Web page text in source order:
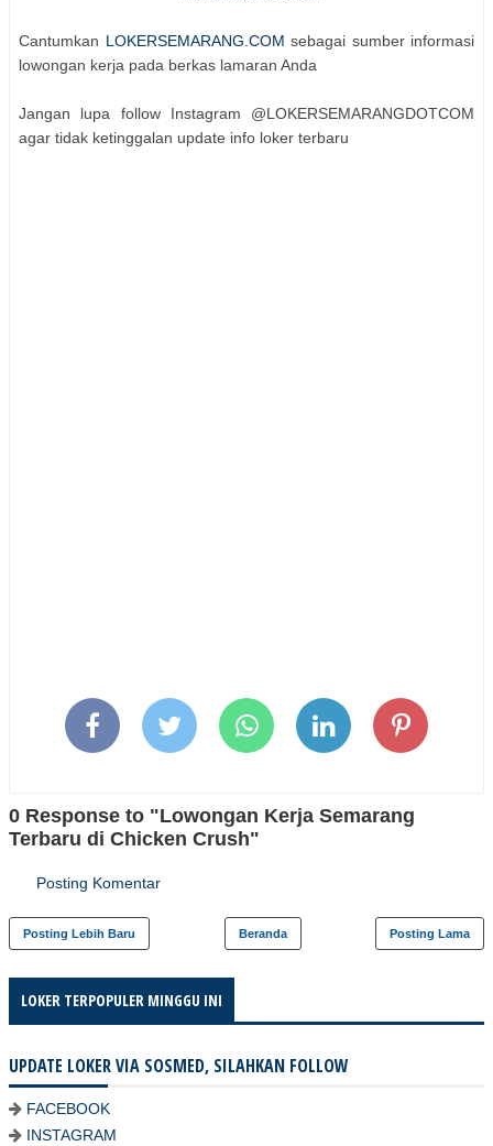
Cantumkan LOKERSEMARANG.COM sebagai sumber informasi
lowongan kerja pada berkas lamaran Anda
Jangan lupa follow Instagram @LOKERSEMARANGDOTCOM
agar tidak ketinggalan update info loker terbaru
0 Response to "Lowongan Kerja Semarang
Terbaru di Chicken Crush"
Posting Komentar
Posting Lebih Baru Posting Lama
Beranda
LOKER TERPOPULER MINGGU INI
UPDATE LOKER VIA SOSMED, SILAHKAN FOLLOW
FACEBOOK
INSTAGRAM